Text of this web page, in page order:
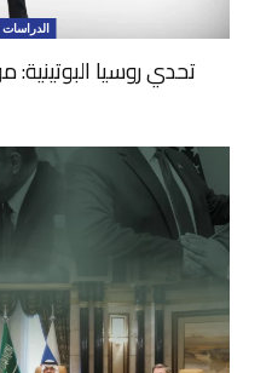
تحدي روسيا